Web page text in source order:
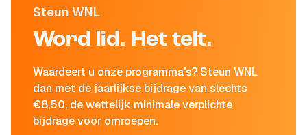
Steun WNL
Word lid. Het telt.
Waardeert u onze programma's? Steun WNL
dan met de jaarlijkse bijdrage van slechts
€8,50, de wettelijk minimale verplichte
bijdrage voor omroepen.